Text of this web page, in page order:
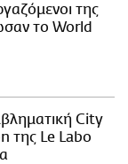
της
το World
City
της Le Labo